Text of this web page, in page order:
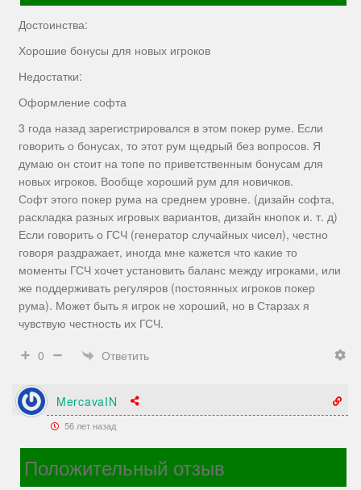
Достоинства:
Хорошие бонусы для новых игроков
Недостатки:
Оформление софта
3 года назад зарегистрировался в этом покер руме. Если
говорить о бонусах, то этот рум щедрый без вопросов. Я
думаю он стоит на топе по приветственным бонусам для
новых игроков. Вообще хороший рум для новичков.
Софт этого покер рума на среднем уровне. (дизайн софта,
раскладка разных игровых вариантов, дизайн кнопок и. т. д)
Если говорить о ГСЧ (генератор случайных чисел), честно
говоря раздражает, иногда мне кажется что какие то
моменты ГСЧ хочет установить баланс между игроками, или
же поддерживать регуляров (постоянных игроков покер
рума). Может быть я игрок не хороший, но в Старзах я
чувствую честность их ГСЧ.
0
Ответить
MercavaIN
56 лет назад
Положительный отзыв